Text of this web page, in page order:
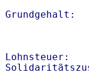
Lohnsteuer: